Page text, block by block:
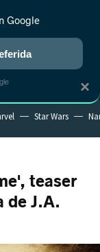
NUEVO
RANKINGS CINE
Star Wars
teaser
de J.A.
×
Google